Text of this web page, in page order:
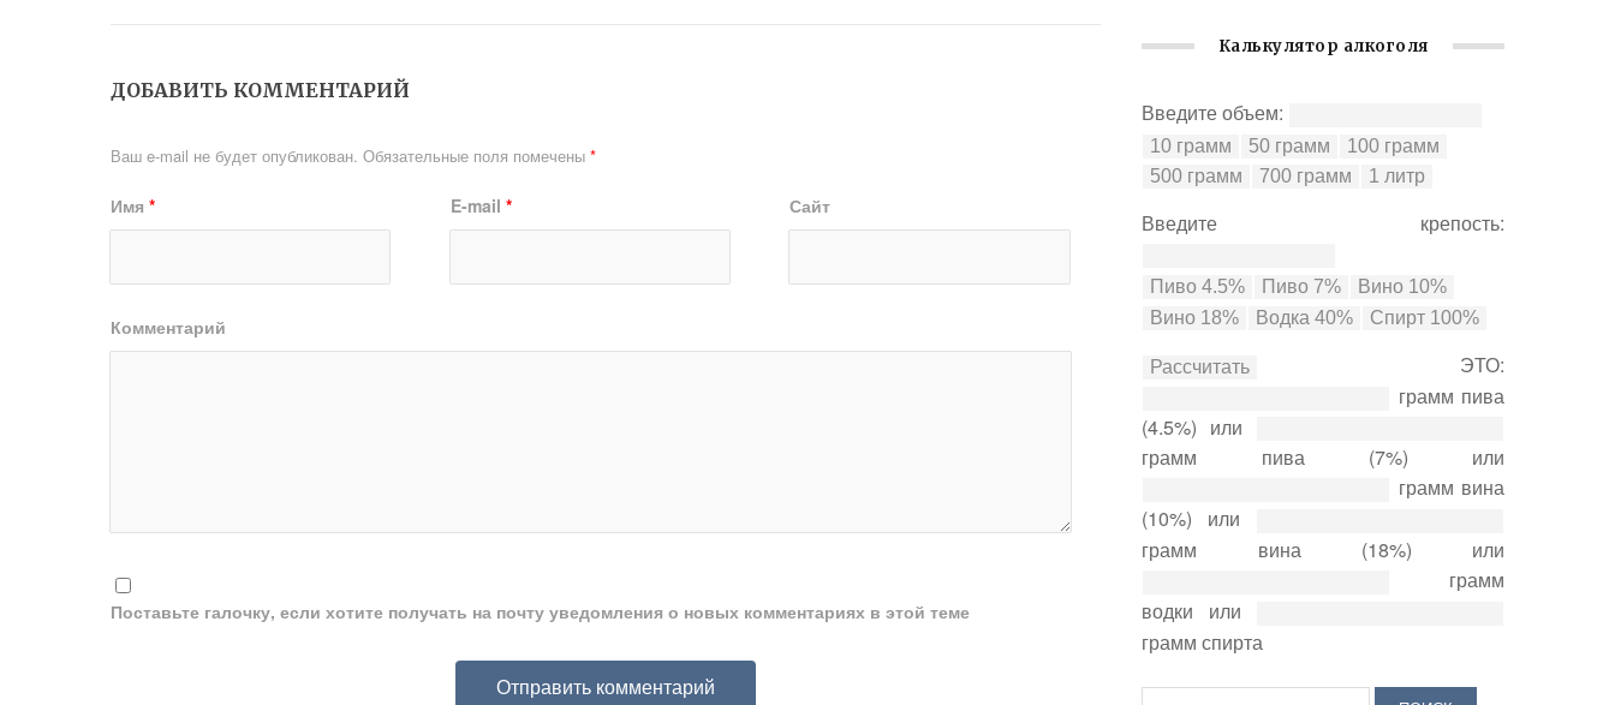
ДОБАВИТЬ КОММЕНТАРИЙ
Ваш e-mail не будет опубликован. Обязательные поля помечены *
Имя * E-mail * Сайт
Комментарий
Поставьте галочку, если хотите получать на почту уведомления о новых комментариях в этой теме
Калькулятор алкоголя
Введите объем:
Введите крепость:
ЭТО:
грамм пива
(4.5%) или
грамм пива (7%) или
грамм вина
(10%) или
грамм вина (18%) или
грамм
водки или
грамм спирта